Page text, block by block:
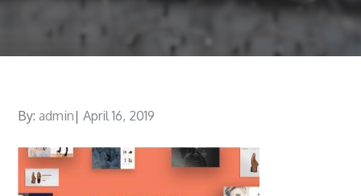
By:admin Posted
April 16, 2019